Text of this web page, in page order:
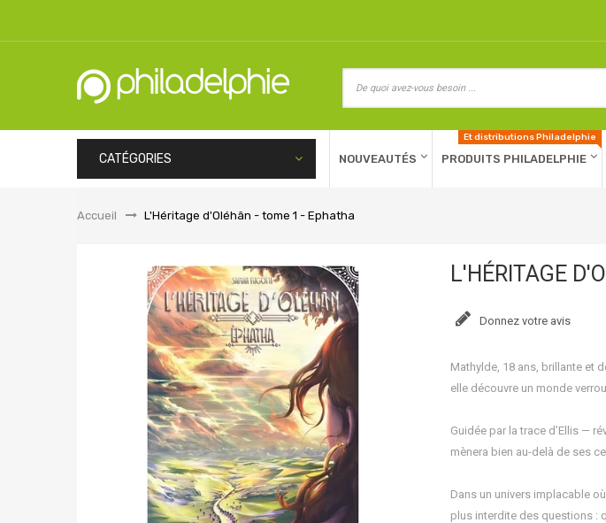
CATÉGORIES NOUVEAUTÉS PRODUITS PHILADELPHIE
Et distributions Philadelphie
Accueil &gt;L'Héritage d'Oléhân - tome 1 - Ephatha
L'HÉRITAGE
Donnez votre avis
Mathylde, 18 ans, brillante et
elle découvre un monde
Guidée par la trace d’Ellis —
mènera bien au-delà de ses
Dans un univers implacable
plus interdite des questions :